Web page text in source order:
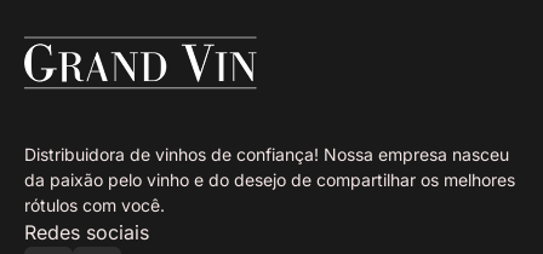
Distribuidora de vinhos de confiança! Nossa empresa nasceu
da paixão pelo vinho e do desejo de compartilhar os melhores
rótulos com você.
Redes sociais